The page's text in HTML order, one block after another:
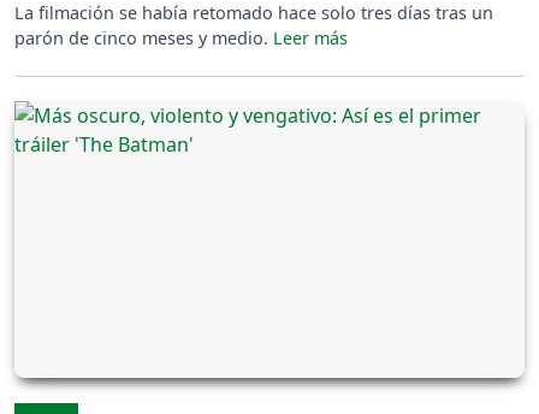
La filmación se había retomado hace solo tres días tras un
parón de cinco meses y medio.